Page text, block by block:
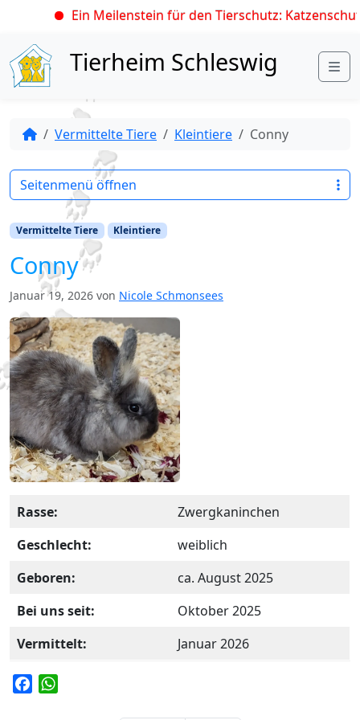
Ein Meilenstein für den Tierschutz:
Skip to content
Tierheim Schleswig
Vermittelte Tiere Kleintiere Conny
Vermittelte Tiere Kleintiere
Conny
Januar 19, 2026 von Nicole Schmonsees
Rasse:
Zwergkaninchen
Geschlecht:
weiblich
Geboren:
ca. August 2025
Bei uns seit:
Oktober 2025
Vermittelt:
Januar 2026
Seitenmenü öffnen